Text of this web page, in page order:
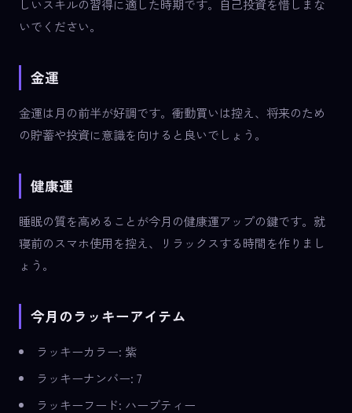
しいスキルの習得に適した時期です。自己投資を惜しまな
いでください。
金運
金運は月の前半が好調です。衝動買いは控え、将来のため
の貯蓄や投資に意識を向けると良いでしょう。
健康運
睡眠の質を高めることが今月の健康運アップの鍵です。就
寝前のスマホ使用を控え、リラックスする時間を作りまし
ょう。
今月のラッキーアイテム
ラッキーカラー: 紫
ラッキーナンバー: 7
ラッキーフード: ハーブティー